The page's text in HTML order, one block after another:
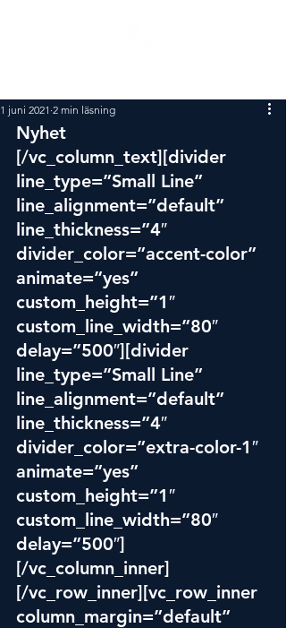
1 juni 2021 2 min läsning
Nyhet
[/vc_column_text][divider
line_type=”Small Line”
line_alignment=”default”
line_thickness=”4″
divider_color=”accent-color”
animate=”yes”
custom_height=”1″
custom_line_width=”80″
delay=”500″][divider
line_type=”Small Line”
line_alignment=”default”
line_thickness=”4″
divider_color=”extra-color-1″
animate=”yes”
custom_height=”1″
custom_line_width=”80″
delay=”500″]
[/vc_column_inner]
[/vc_row_inner][vc_row_inner
column_margin=”default”